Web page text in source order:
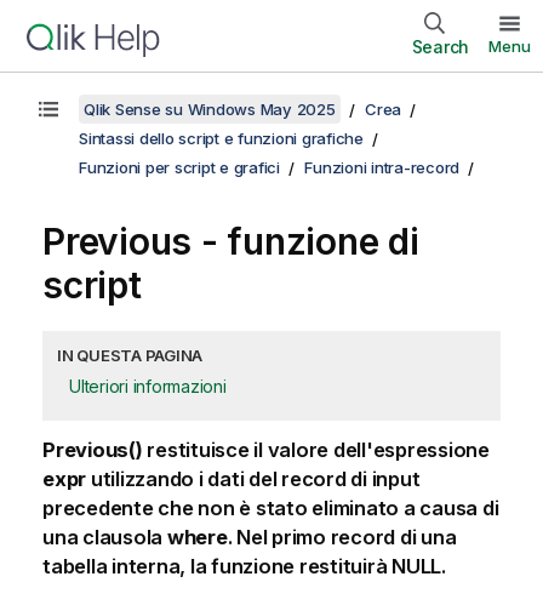
Search Menu
Qlik Sense su Windows May 2025
Crea
Sintassi dello script e funzioni grafiche
Funzioni per script e grafici
Funzioni intra-record
Previous - funzione di
script
IN QUESTA PAGINA
Ulteriori informazioni
Previous() restituisce il valore dell'espressione
expr utilizzando i dati del record di input
precedente che non è stato eliminato a causa di
una clausola where. Nel primo record di una
tabella interna, la funzione restituirà NULL.